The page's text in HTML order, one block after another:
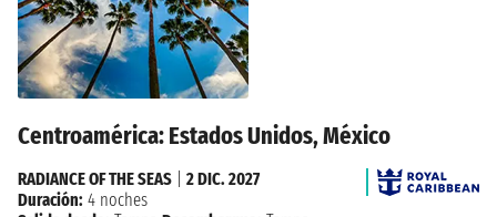
Centroamérica: Estados Unidos, México
RADIANCE OF THE SEAS
2 DIC. 2027
Duración: 4 noches